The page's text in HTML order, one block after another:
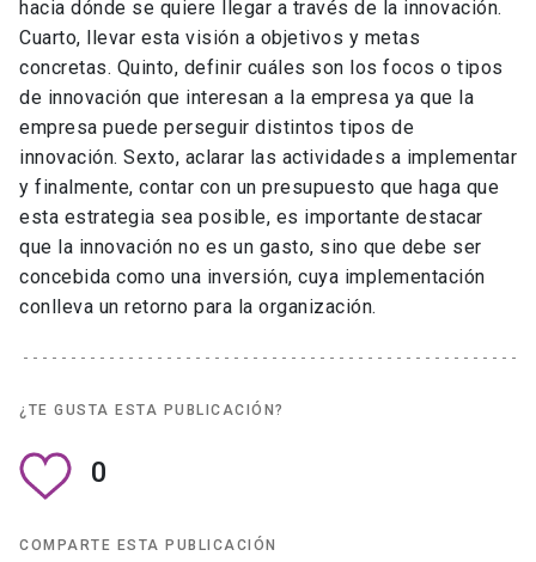
hacia dónde se quiere llegar a través de la innovación.
Cuarto, llevar esta visión a objetivos y metas
concretas. Quinto, definir cuáles son los focos o tipos
de innovación que interesan a la empresa ya que la
empresa puede perseguir distintos tipos de
innovación. Sexto, aclarar las actividades a implementar
y finalmente, contar con un presupuesto que haga que
esta estrategia sea posible, es importante destacar
que la innovación no es un gasto, sino que debe ser
concebida como una inversión, cuya implementación
conlleva un retorno para la organización.
¿TE GUSTA ESTA PUBLICACIÓN?
0
COMPARTE ESTA PUBLICACIÓN